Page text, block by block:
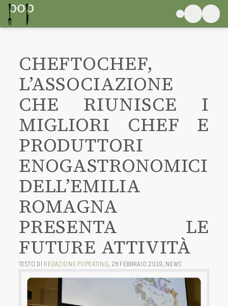
CHEFTOCHEF,
L’ASSOCIAZIONE
CHE RIUNISCE I
MIGLIORI CHEF E
PRODUTTORI
ENOGASTRONOMICI
DELL’EMILIA
ROMAGNA
PRESENTA LE
FUTURE ATTIVITÀ
TESTO DI REDAZIONE POPEATING, 28 FEBBRAIO 2019, NEWS